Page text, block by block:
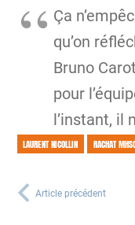
Ça
qu’on
Bruno
pour
l’instant, il
LAURENT NICOLLIN RACHAT
Article précédent